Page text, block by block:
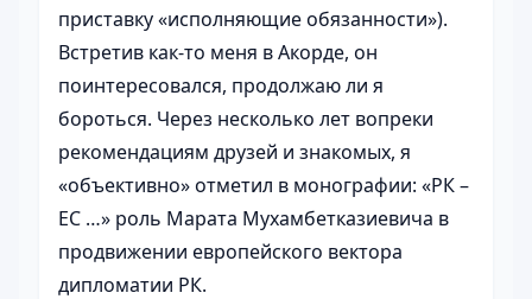
приставку «исполняющие обязанности»).
Встретив как-то меня в Акорде, он
поинтересовался, продолжаю ли я
бороться. Через несколько лет вопреки
рекомендациям друзей и знакомых, я
«объективно» отметил в монографии: «РК –
ЕС …» роль Марата Мухамбетказиевича в
продвижении европейского вектора
дипломатии РК.